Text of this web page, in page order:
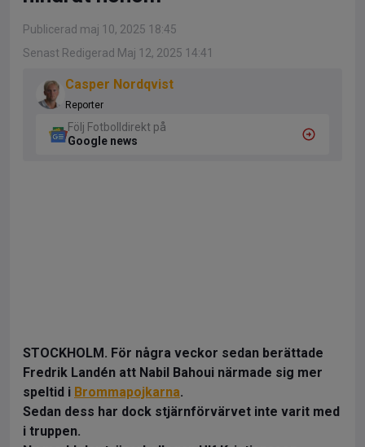
Publicerad maj 10, 2025 18:45
Senast Redigerad Maj 12, 2025 14:41
Casper Nordqvist
Reporter
Följ Fotbolldirekt på
Google news
STOCKHOLM. För några veckor sedan berättade
Fredrik Landén att Nabil Bahoui närmade sig mer
speltid i Brommapojkarna.
Sedan dess har dock stjärnförvärvet inte varit med
i truppen.